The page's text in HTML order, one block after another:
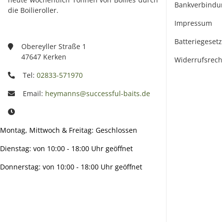
die Boilieroller.
Obereyller Straße 1
47647 Kerken
Tel: 02833-571970
Email: heymanns@successful-baits.de
Montag, Mittwoch & Freitag: Geschlossen
Dienstag: von 10:00 - 18:00 Uhr geöffnet
Donnerstag: von 10:00 - 18:00 Uhr geöffnet
Impressum